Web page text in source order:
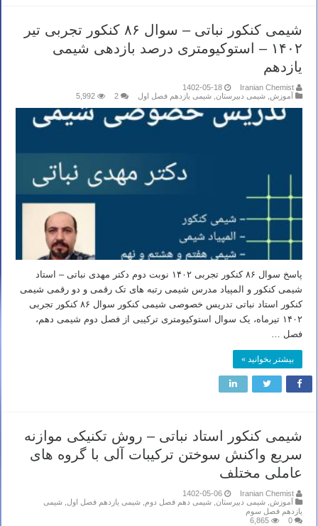
شیمی کنکور نباتی – سوال ۸۶ کنکور تجربی تیر
۱۴۰۲ – استوکیومتری درصد بازدهی شیمی
یازدهم
Iranian Chemist
1402-05-18
آموزش شیمی دبیرستان شیمی یازدهم فصل اول 2
5,992
پاسخ سوال ۸۶ کنکور تجربی ۱۴۰۲ نوبت دوم دکتر مهدی نباتی – استاد
شیمی کنکور و المپیاد مدرس شیمی رتبه های تک رقمی و دو رقمی شیمی
کنکور استاد نباتی تدریس خصوصی شیمی کنکور سوال ۸۶ کنکور تجربی
۱۴۰۲ تیرماه، یک سوال استوکیومتری ترکیبی از فصل دوم شیمی دهم،
فصل …
بیشتر بخوانید »
شیمی کنکور استاد نباتی – روش تکنیکی موازنه
سریع واکنش سوختن ترکیبات آلی با گروه های
عاملی مختلف
Iranian Chemist
1402-05-06
آموزش شیمی دبیرستان شیمی دهم فصل دوم شیمی یازدهم فصل اول شیمی
یازدهم فصل سوم
0
6,865